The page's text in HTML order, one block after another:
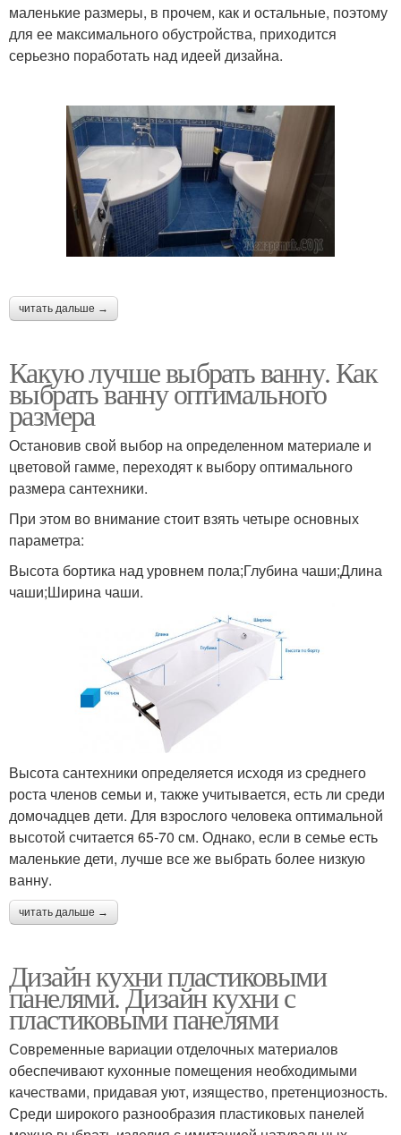
маленькие размеры, в прочем, как и остальные, поэтому
для ее максимального обустройства, приходится
серьезно поработать над идеей дизайна.
читать дальше →
Какую лучше выбрать ванну. Как
выбрать ванну оптимального
размера
Остановив свой выбор на определенном материале и
цветовой гамме, переходят к выбору оптимального
размера сантехники.
При этом во внимание стоит взять четыре основных
параметра:
Высота бортика над уровнем пола;Глубина чаши;Длина
чаши;Ширина чаши.
Высота сантехники определяется исходя из среднего
роста членов семьи и, также учитывается, есть ли среди
домочадцев дети. Для взрослого человека оптимальной
высотой считается 65-70 см. Однако, если в семье есть
маленькие дети, лучше все же выбрать более низкую
ванну.
читать дальше →
Дизайн кухни пластиковыми
панелями. Дизайн кухни с
пластиковыми панелями
Современные вариации отделочных материалов
обеспечивают кухонные помещения необходимыми
качествами, придавая уют, изящество, претенциозность.
Среди широкого разнообразия пластиковых панелей